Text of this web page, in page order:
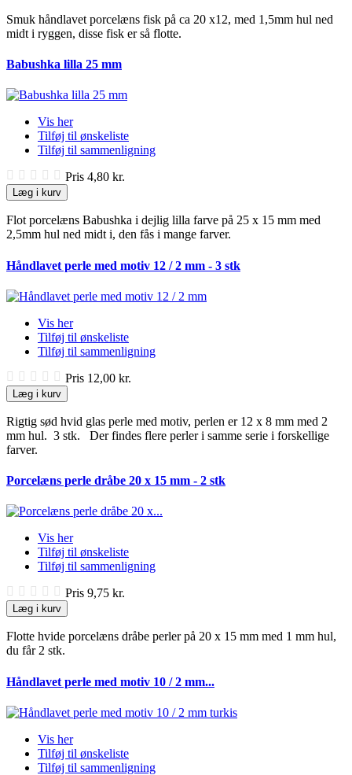
Smuk håndlavet porcelæns fisk på ca 20 x12, med 1,5mm hul ned
midt i ryggen, disse fisk er så flotte.
Babushka lilla 25 mm
Vis her
Tilføj til ønskeliste
Tilføj til sammenligning
Pris 4,80 kr.
Læg i kurv
Flot porcelæns Babushka i dejlig lilla farve på 25 x 15 mm med
2,5mm hul ned midt i, den fås i mange farver.
Håndlavet perle med motiv 12 / 2 mm - 3 stk
Vis her
Tilføj til ønskeliste
Tilføj til sammenligning
Pris 12,00 kr.
Læg i kurv
Rigtig sød hvid glas perle med motiv, perlen er 12 x 8 mm med 2
mm hul. 3 stk. Der findes flere perler i samme serie i forskellige
farver.
Porcelæns perle dråbe 20 x 15 mm - 2 stk
Vis her
Tilføj til ønskeliste
Tilføj til sammenligning
Pris 9,75 kr.
Læg i kurv
Flotte hvide porcelæns dråbe perler på 20 x 15 mm med 1 mm hul,
du får 2 stk.
Håndlavet perle med motiv 10 / 2 mm...
Vis her
Tilføj til ønskeliste
Tilføj til sammenligning